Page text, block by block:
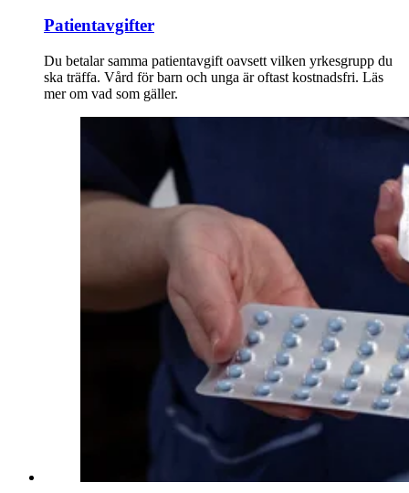
Patientavgifter
Du betalar samma patientavgift oavsett vilken yrkesgrupp du
ska träffa. Vård för barn och unga är oftast kostnadsfri. Läs
mer om vad som gäller.